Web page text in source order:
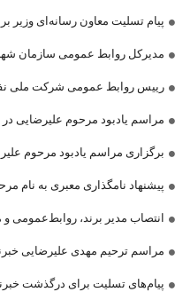
پیام تسلیت معاون رسانه‌ای وزیر
مدیرکل روابط عمومی سازمان
رییس روابط عمومی شرکت ملی
مراسم یادبود مرحوم علیرضایی در
برگزاری مراسم یادبود مرحوم
پیشنهاد نامگذاری معبری به نام
انتصاب مدیر برند، روابط‌عمومی
مراسم ترحیم مهدی علیرضایی
پیام‌های تسلیت برای درگذشت